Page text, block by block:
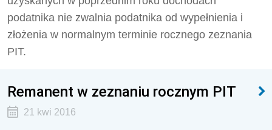
podatnika nie zwalnia podatnika od wypełnienia i
złożenia w normalnym terminie rocznego zeznania
PIT.
Remanent w zeznaniu rocznym PIT
21 kwi 2016